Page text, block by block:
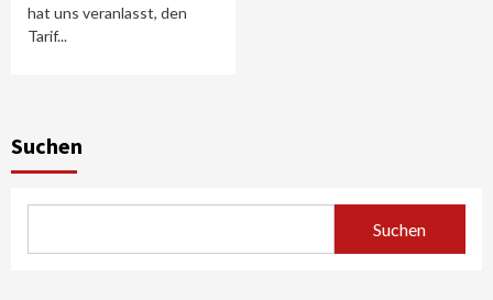
hat uns veranlasst, den
Tarif...
Suchen
Suchen